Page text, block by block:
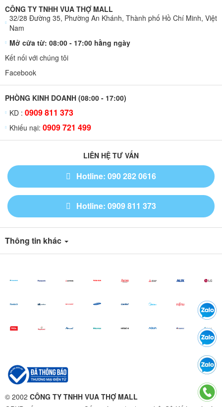
CÔNG TY TNHH VUA THỢ MALL
32/28 Đường 35, Phường An Khánh, Thành phố Hồ Chí Minh, Việt
Nam
Mở cửa từ: 08:00 - 17:00 hằng ngày
Kết nối với chúng tôi
Facebook
PHÒNG KINH DOANH (08:00 - 17:00)
KD : 0909 811 373
Khiếu nại: 0909 721 499
LIÊN HỆ TƯ VẤN
Hotline: 090 282 0616
Hotline: 0909 811 373
Thông tin khác
© 2002 CÔNG TY TNHH VUA THỢ MALL